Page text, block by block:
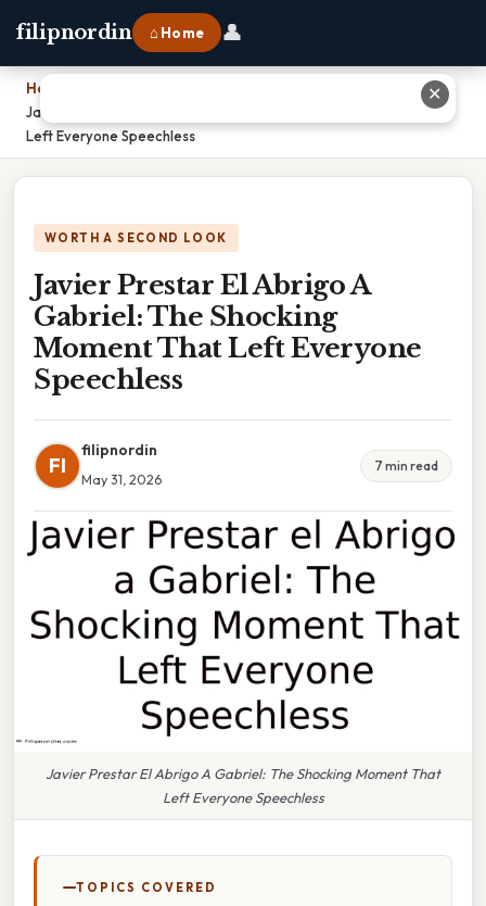
filipnordin ⌂ Home 👤
Home
Javier Prestar El Abrigo A Gabriel: The Shocking Moment That
Left Everyone Speechless
WORTH A SECOND LOOK
Javier Prestar El Abrigo A
Gabriel: The Shocking
Moment That Left Everyone
Speechless
FI
filipnordin
May 31, 2026
7 min read
Javier Prestar El Abrigo A Gabriel: The Shocking Moment That
Left Everyone Speechless
TOPICS COVERED
✕